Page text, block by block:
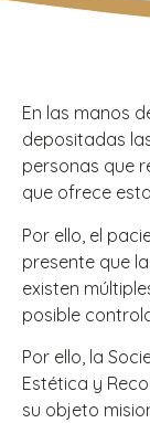
En las manos
depositadas
personas que
que ofrece
Por ello, el
presente que
existen
posible
Por ello, la
Estética y
su objeto